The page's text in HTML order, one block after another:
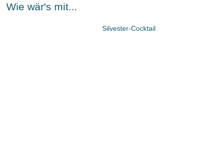
Wie wär's mit...
Silvester-Cocktail